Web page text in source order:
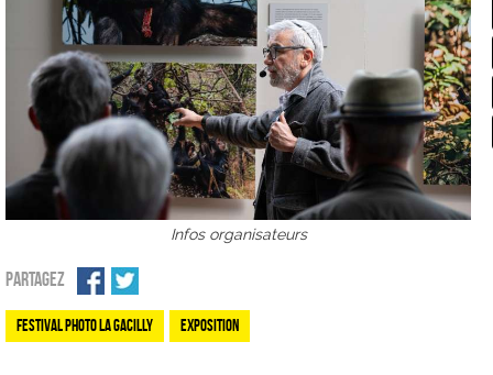
Infos organisateurs
PARTAGEZ
Festival Photo La Gacilly Exposition